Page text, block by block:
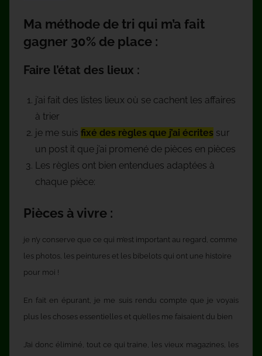
Ma méthode de tri qui m’a fait
gagner 30% de place :
Faire l’état des lieux :
j’ai fait des listes lieux où se cachent les affaires
à trier
je me suis fixé des règles que j’ai écrites sur
un post it que j’ai promené de pièces en pièces
Les règles ont bien entendues adaptées à
chaque pièce:
Pièces à vivre :
je n’y conserve que ce qui m’est important au regard, comme
les photos, les peintures et les bibelots qui ont une histoire
pour moi !
En fait en épurant, je me suis rendu compte que je voyais
plus les choses essentielles et qu’elles me faisaient du bien
J’ai donc éliminé, tout ce qui traine, les vieux magazines, les